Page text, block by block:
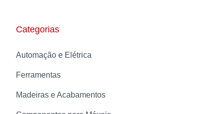
Categorias
Automação e Elétrica
Ferramentas
Madeiras e Acabamentos